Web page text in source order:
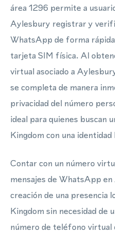
área 1296 permite a
Aylesbury registrar y
WhatsApp de forma
tarjeta SIM física. Al
virtual asociado a
se completa de manera
privacidad del número
ideal para quienes buscan
Kingdom con una
Contar con un número
mensajes de WhatsApp
creación de una presencia
Kingdom sin necesidad de
número de teléfono virtual